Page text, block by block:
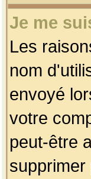
Je me
Les
nom
envoyé
votre
peut-être